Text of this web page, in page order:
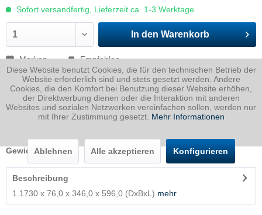
Sofort versandfertig, Lieferzeit ca. 1-3 Werktage
In den Warenkorb
Merken Empfehlen
Artikel-Nr.: 1730076034600596P
Dicke
76 mm
346 mm
Gewicht 123.03Kg
Beschreibung
1.1730 x 76,0 x 346,0 x 596,0 (DxBxL) mehr
Diese Website benutzt Cookies, die für den technischen Betrieb der
Website erforderlich sind und stets gesetzt werden. Andere
Cookies, die den Komfort bei Benutzung dieser Website erhöhen,
der Direktwerbung dienen oder die Interaktion mit anderen
Websites und sozialen Netzwerken vereinfachen sollen, werden nur
mit Ihrer Zustimmung gesetzt. Mehr Informationen
Ablehnen Alle akzeptieren Konfigurieren